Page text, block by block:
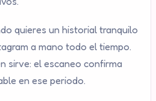
quieres un historial tranquilo
a mano todo el tiempo.
sirve: el escaneo confirma
en ese periodo.